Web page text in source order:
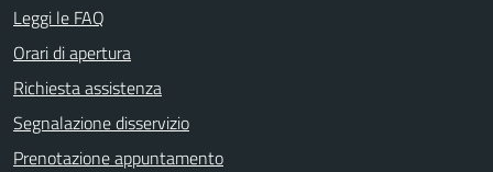
Leggi le FAQ
Orari di apertura
Richiesta assistenza
Segnalazione disservizio
Prenotazione appuntamento